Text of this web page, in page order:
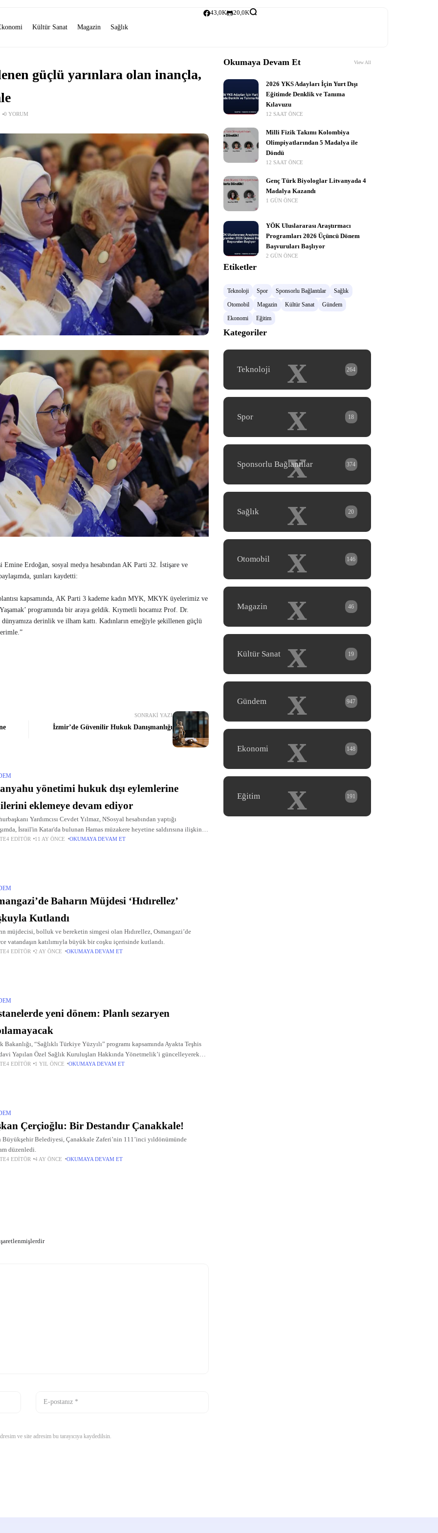
Kültür Sanat Magazin Sağlık
43,0K 20,0K
güçlü yarınlara olan inançla,
0 YORUM
Emine Erdoğan, sosyal medya hesabından AK Parti 32. İstişare ve
şunları kaydetti:
kapsamında, AK Parti 3 kademe kadın MYK, MKYK üyelerimiz ve
programında bir araya geldik. Kıymetli hocamız Prof. Dr.
derinlik ve ilham kattı. Kadınların emeğiyle şekillenen güçlü
SONRAKI YAZI
İzmir’de Güvenilir Hukuk Danışmanlığı
yönetimi hukuk dışı eylemlerine
eklemeye devam ediyor
Yardımcısı Cevdet Yılmaz, NSosyal hesabından yaptığı
İsrail'in Katar'da bulunan Hamas müzakere heyetine saldırısına ilişkin
bulundu. Açıklamasında, soykırım suçuyla yargılanmakta olan
EDITÖR 11 AY ÖNCE OKUMAYA DEVAM ET
Baharın Müjdesi ‘Hıdırellez’
Kutlandı
müjdecisi, bolluk ve bereketin simgesi olan Hıdırellez, Osmangazi’de
vatandaşın katılımıyla büyük bir coşku içerisinde kutlandı.
EDITÖR 2 AY ÖNCE OKUMAYA DEVAM ET
yeni dönem: Planlı sezaryen
Bakanlığı, “Sağlıklı Türkiye Yüzyılı” programı kapsamında Ayakta Teşhis
Yapılan Özel Sağlık Kuruluşları Hakkında Yönetmelik’i güncelleyerek
ve hizmet sunum standartlarını yükselten bir dizi düzenlemeye imza attı.
EDITÖR 1 YIL ÖNCE OKUMAYA DEVAM ET
Çerçioğlu: Bir Destandır Çanakkale!
Büyükşehir Belediyesi, Çanakkale Zaferi’nin 111’inci yıldönümünde
düzenledi.
EDITÖR 4 AY ÖNCE OKUMAYA DEVAM ET
ve site adresim bu tarayıcıya kaydedilsin.
Okumaya Devam Et View All
2026 YKS Adayları İçin Yurt Dışı
Eğitimde Denklik ve Tanıma
Kılavuzu
12 SAAT ÖNCE
Milli Fizik Takımı Kolombiya
Olimpiyatlarından 5 Madalya ile
Döndü
12 SAAT ÖNCE
Genç Türk Biyologlar Litvanyada 4
Madalya Kazandı
1 GÜN ÖNCE
YÖK Uluslararası Araştırmacı
Programları 2026 Üçüncü Dönem
Başvuruları Başlıyor
2 GÜN ÖNCE
Etiketler
Teknoloji Spor Sponsorlu Bağlantılar
Sağlık
Otomobil
Magazin Kültür Sanat
Gündem
Ekonomi
Eğitim
Kategoriler
x
Teknoloji 264
x
Spor 18
x
Sponsorlu Bağlantılar 374
x
Sağlık 20
x
Otomobil 146
x
Magazin 46
x
Kültür Sanat 19
x
Gündem 947
x
Ekonomi 148
x
Eğitim 191